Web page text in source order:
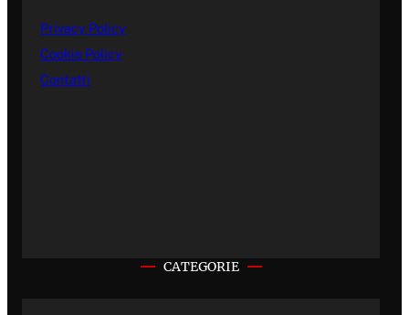
Privacy Policy
Cookie Policy
Contatti
CATEGORIE